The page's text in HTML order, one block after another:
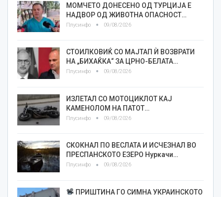
МОМЧЕТО ДОНЕСЕНО ОД ТУРЦИЈА Е
НАДВОР ОД ЖИВОТНА ОПАСНОСТ…
Плусинфо 09/08/2026
СТОИЛКОВИЌ СО МАЈТАП Ѝ ВОЗВРАТИ
НА „БИХАЌКА“ ЗА ЦРНО-БЕЛАТА…
Плусинфо 09/08/2026
ИЗЛЕТАЛ СО МОТОЦИКЛОТ КАЈ
КАМЕНОЛОМ НА ПАТОТ…
Плусинфо 09/08/2026
СКОКНАЛ ПО ВЕСЛАТА И ИСЧЕЗНАЛ ВО
ПРЕСПАНСКОТО ЕЗЕРО Нуркачи…
Плусинфо 09/08/2026
ПРИШТИНА ГО СИМНА УКРАИНСКОТО